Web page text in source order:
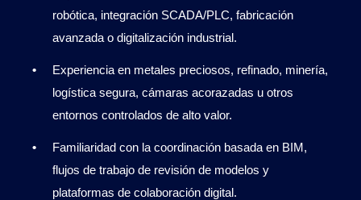
robótica, integración SCADA/PLC, fabricación
avanzada o digitalización industrial.
Experiencia en metales preciosos, refinado, minería,
logística segura, cámaras acorazadas u otros
entornos controlados de alto valor.
Familiaridad con la coordinación basada en BIM,
flujos de trabajo de revisión de modelos y
plataformas de colaboración digital.